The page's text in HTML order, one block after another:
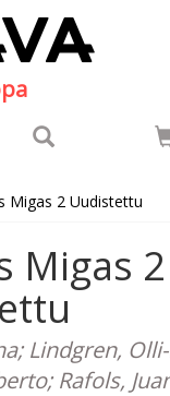
Migas 2 Uudistettu
Migas 2
Lindgren,
Rafols,